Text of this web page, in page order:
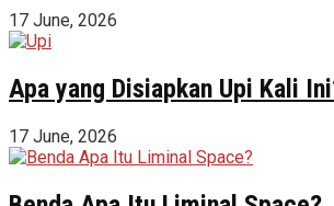
17 June, 2026
Apa yang Disiapkan Upi Kali
17 June, 2026